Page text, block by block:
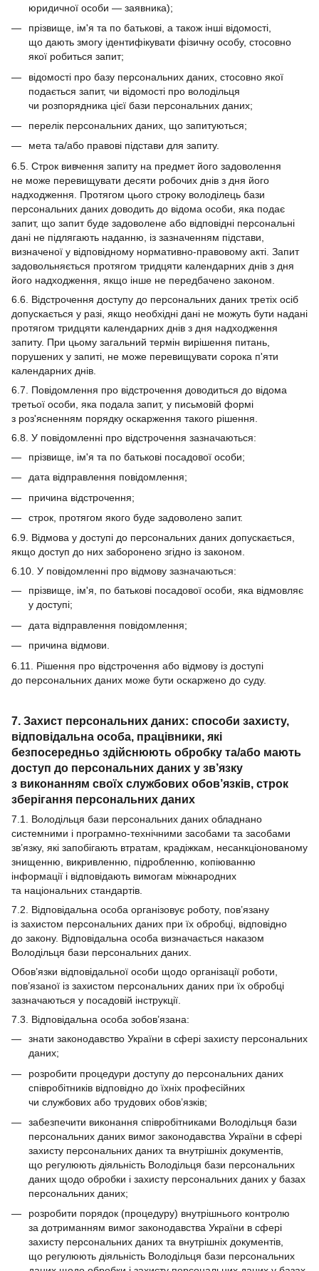
юридичної особи — заявника);
прізвище, ім'я та по батькові, а також інші відомості,
що дають змогу ідентифікувати фізичну особу, стосовно
якої робиться запит;
відомості про базу персональних даних, стосовно якої
подається запит, чи відомості про володільця
чи розпорядника цієї бази персональних даних;
перелік персональних даних, що запитуються;
мета та/або правові підстави для запиту.
6.5. Строк вивчення запиту на предмет його задоволення
не може перевищувати десяти робочих днів з дня його
надходження. Протягом цього строку володілець бази
персональних даних доводить до відома особи, яка подає
запит, що запит буде задоволене або відповідні персональні
дані не підлягають наданню, із зазначенням підстави,
визначеної у відповідному нормативно-правовому акті. Запит
задовольняється протягом тридцяти календарних днів з дня
його надходження, якщо інше не передбачено законом.
6.6. Відстрочення доступу до персональних даних третіх осіб
допускається у разі, якщо необхідні дані не можуть бути надані
протягом тридцяти календарних днів з дня надходження
запиту. При цьому загальний термін вирішення питань,
порушених у запиті, не може перевищувати сорока п'яти
календарних днів.
6.7. Повідомлення про відстрочення доводиться до відома
третьої особи, яка подала запит, у письмовій формі
з роз'ясненням порядку оскарження такого рішення.
6.8. У повідомленні про відстрочення зазначаються:
прізвище, ім'я та по батькові посадової особи;
дата відправлення повідомлення;
причина відстрочення;
строк, протягом якого буде задоволено запит.
6.9. Відмова у доступі до персональних даних допускається,
якщо доступ до них заборонено згідно із законом.
6.10. У повідомленні про відмову зазначаються:
прізвище, ім'я, по батькові посадової особи, яка відмовляє
у доступі;
дата відправлення повідомлення;
причина відмови.
6.11. Рішення про відстрочення або відмову із доступі
до персональних даних може бути оскаржено до суду.
7. Захист персональних даних: способи захисту,
відповідальна особа, працівники, які
безпосередньо здійснюють обробку та/або мають
доступ до персональних даних у зв’язку
з виконанням своїх службових обов’язків, строк
зберігання персональних даних
7.1. Володільця бази персональних даних обладнано
системними і програмно-технічними засобами та засобами
зв’язку, які запобігають втратам, крадіжкам, несанкціонованому
знищенню, викривленню, підробленню, копіюванню
інформації і відповідають вимогам міжнародних
та національних стандартів.
7.2. Відповідальна особа організовує роботу, пов’язану
із захистом персональних даних при їх обробці, відповідно
до закону. Відповідальна особа визначається наказом
Володільця бази персональних даних.
Обов’язки відповідальної особи щодо організації роботи,
пов’язаної із захистом персональних даних при їх обробці
зазначаються у посадовій інструкції.
7.3. Відповідальна особа зобов’язана:
знати законодавство України в сфері захисту персональних
даних;
розробити процедури доступу до персональних даних
співробітників відповідно до їхніх професійних
чи службових або трудових обов’язків;
забезпечити виконання співробітниками Володільця бази
персональних даних вимог законодавства України в сфері
захисту персональних даних та внутрішніх документів,
що регулюють діяльність Володільця бази персональних
даних щодо обробки і захисту персональних даних у базах
персональних даних;
розробити порядок (процедуру) внутрішнього контролю
за дотриманням вимог законодавства України в сфері
захисту персональних даних та внутрішніх документів,
що регулюють діяльність Володільця бази персональних